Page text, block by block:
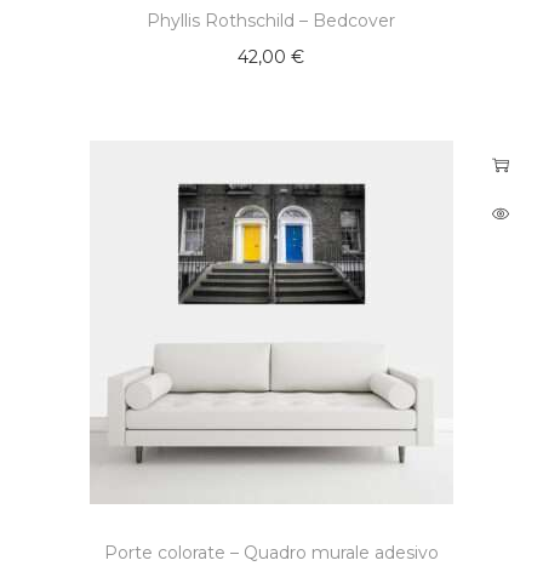
Phyllis Rothschild – Bedcover
42,00€
Porte colorate – Quadro murale adesivo